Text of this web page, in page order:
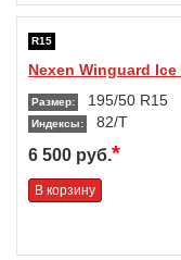
R15
Nexen Winguard Ice
Размер: 195/50 R15
Индексы: 82/T
6 500 руб.*
В корзину